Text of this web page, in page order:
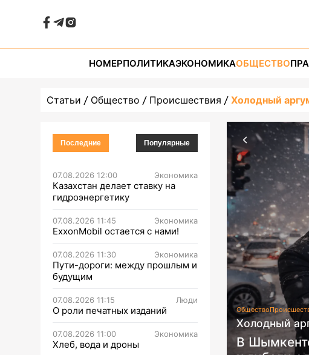
НОМЕРПОЛИТИКАЭКОНОМИКАОБЩЕСТВО
Статьи Общество Происшествия Холодный
Последние Популярные
07.08.2026 12:00 Экономика
Казахстан делает ставку на
гидроэнергетику
07.08.2026 11:45 Экономика
ExxonMobil остается с нами!
07.08.2026 11:30 Экономика
Пути-дороги: между прошлым и
будущим
07.08.2026 11:15 Люди
О роли печатных изданий
07.08.2026 11:00 Экономика
Хлеб, вода и дроны
Общество
Холодный
В